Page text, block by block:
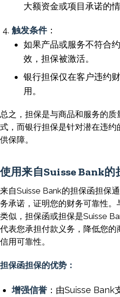
大额资金或项目承诺的情
触发条件：
如果产品或服务不符合
效，担保被激活。
银行担保仅在客户违约
用。
总之，担保是与商品和服务的
式，而银行担保是针对潜在违
供保障。
使用来自Suisse Bank的
来自Suisse Bank的担保函担保
务承诺，证明您的财务可靠性
类似，担保函或担保是Suisse
代表您承担付款义务，降低您
信用可靠性。
担保函担保的优势：
增强信誉 ：由Suisse Bank